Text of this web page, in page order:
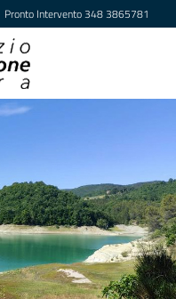
Pronto Intervento348 3865781